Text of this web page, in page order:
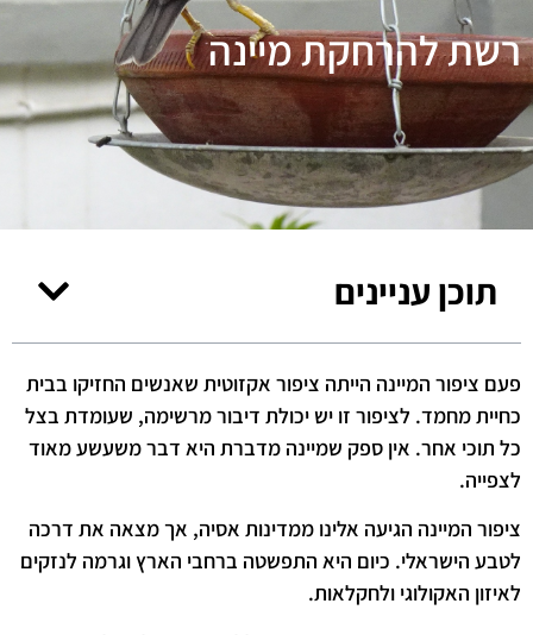
רשת להרחקת מיינה
תוכן עניינים
פעם ציפור המיינה הייתה ציפור אקזוטית שאנשים החזיקו בבית
כחיית מחמד. לציפור זו יש יכולת דיבור מרשימה, שעומדת בצל
כל תוכי אחר. אין ספק שמיינה מדברת היא דבר משעשע מאוד
לצפייה.
ציפור המיינה הגיעה אלינו ממדינות אסיה, אך מצאה את דרכה
לטבע הישראלי. כיום היא התפשטה ברחבי הארץ וגרמה לנזקים
לאיזון האקולוגי ולחקלאות.